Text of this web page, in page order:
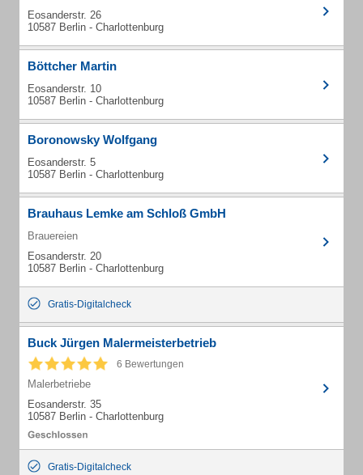
Eosanderstr. 26
10587 Berlin - Charlottenburg
Böttcher Martin
Eosanderstr. 10
10587 Berlin - Charlottenburg
Boronowsky Wolfgang
Eosanderstr. 5
10587 Berlin - Charlottenburg
Brauhaus Lemke am Schloß GmbH
Brauereien
Eosanderstr. 20
10587 Berlin - Charlottenburg
Gratis-Digitalcheck
Buck Jürgen Malermeisterbetrieb
6 Bewertungen
Malerbetriebe
Eosanderstr. 35
10587 Berlin - Charlottenburg
Gratis-Digitalcheck